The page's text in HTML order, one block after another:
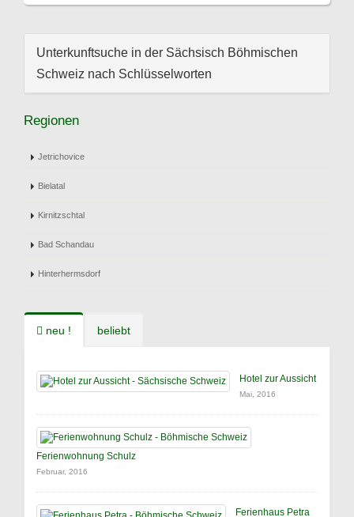
Unterkunftsuche in der Sächsisch Böhmischen
Schweiz nach Schlüsselworten
Regionen
Jetrichovice
Bielatal
Kirnitzschtal
Bad Schandau
Hinterhermsdorf
neu ! beliebt
Hotel zur Aussicht
Mai, 2016
Ferienwohnung Schulz
Februar, 2016
Ferienhaus Petra